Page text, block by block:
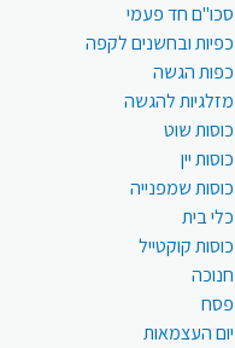
סכו"ם חד פעמי
כפיות ובחשנים לקפה
כפות הגשה
מזלגיות להגשה
כוסות שוט
כוסות יין
כוסות שמפנייה
כלי בית
כוסות קוקטייל
חנוכה
פסח
יום העצמאות